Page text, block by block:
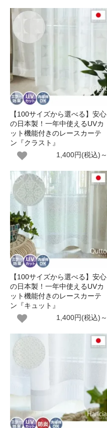
【100サイズから選べる】安心
の日本製！一年中使えるUVカ
ット機能付きのレースカーテ
ン『クラスト』
1,400円(税込)～
【100サイズから選べる】安心
の日本製！一年中使えるUVカ
ット機能付きのレースカーテ
ン『キュット』
1,400円(税込)～